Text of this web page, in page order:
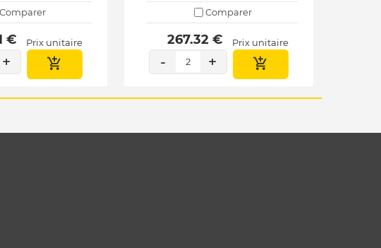
Comparer
€ Prix unitaire
+
Comparer
267.32 € Prix unitaire
- 2 +